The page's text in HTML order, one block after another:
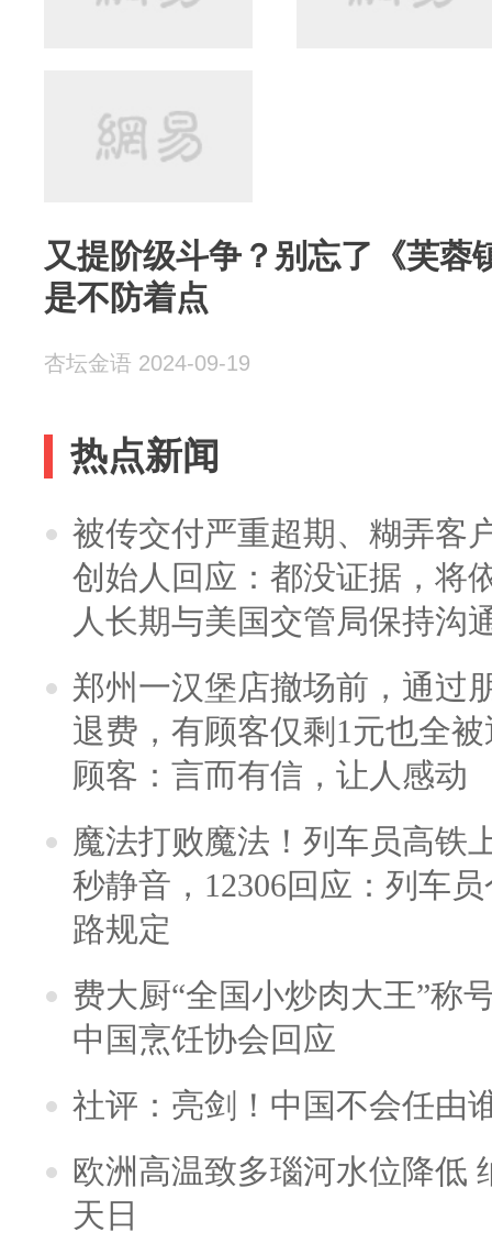
又提阶级斗争？别忘了《芙蓉
是不防着点
杏坛金语 2024-09-19
热点新闻
被传交付严重超期、糊弄客
创始人回应：都没证据，将
人长期与美国交管局保持沟
郑州一汉堡店撤场前，通过
退费，有顾客仅剩1元也全
顾客：言而有信，让人感动
魔法打败魔法！列车员高铁
秒静音，12306回应：列车
路规定
费大厨“全国小炒肉大王”称
中国烹饪协会回应
社评：亮剑！中国不会任由
欧洲高温致多瑙河水位降低
天日